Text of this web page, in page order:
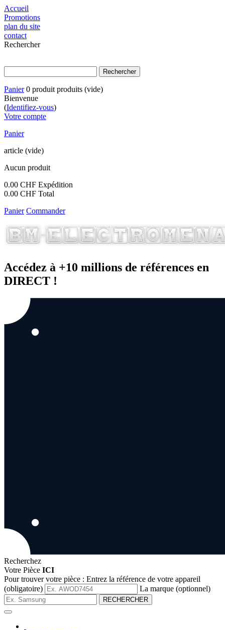
Accueil
Promotions
plan du site
contact
Rechercher
Panier 0 produit produits (vide)
Bienvenue
(Identifiez-vous)
Votre compte
Panier
article (vide)
Aucun produit
0.00 CHF Expédition
0.00 CHF Total
Panier Commander
Accédez à +10 millions de références en
DIRECT !
Recherchez
Votre Pièce ICI
Pour trouver votre pièce : Entrez la référence de votre appareil
(obligatoire)
La marque (optionnel)
RECHERCHER